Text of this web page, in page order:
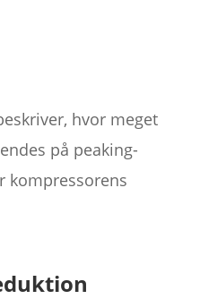
hvor meget
på peaking-
kompressorens